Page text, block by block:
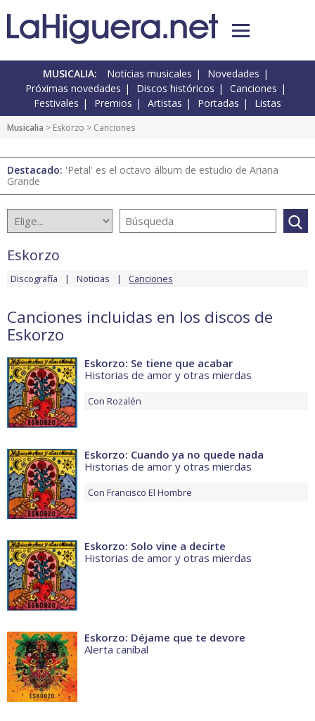
MUSICALIA: Noticias musicales
Novedades
Próximas novedades
Discos históricos
Canciones
Festivales
Premios Artistas Portadas Listas
Musicalia > Eskorzo > Canciones
Destacado: 'Petal' es el octavo álbum de estudio de Ariana
Grande
Eskorzo
Discografía Noticias Canciones
Canciones incluidas en los discos de
Eskorzo
Eskorzo: Se tiene que acabar
Historias de amor y otras mierdas
Con Rozalén
Eskorzo: Cuando ya no quede nada
Historias de amor y otras mierdas
Con Francisco El Hombre
Eskorzo: Solo vine a decirte
Historias de amor y otras mierdas
Eskorzo: Déjame que te devore
Alerta caníbal